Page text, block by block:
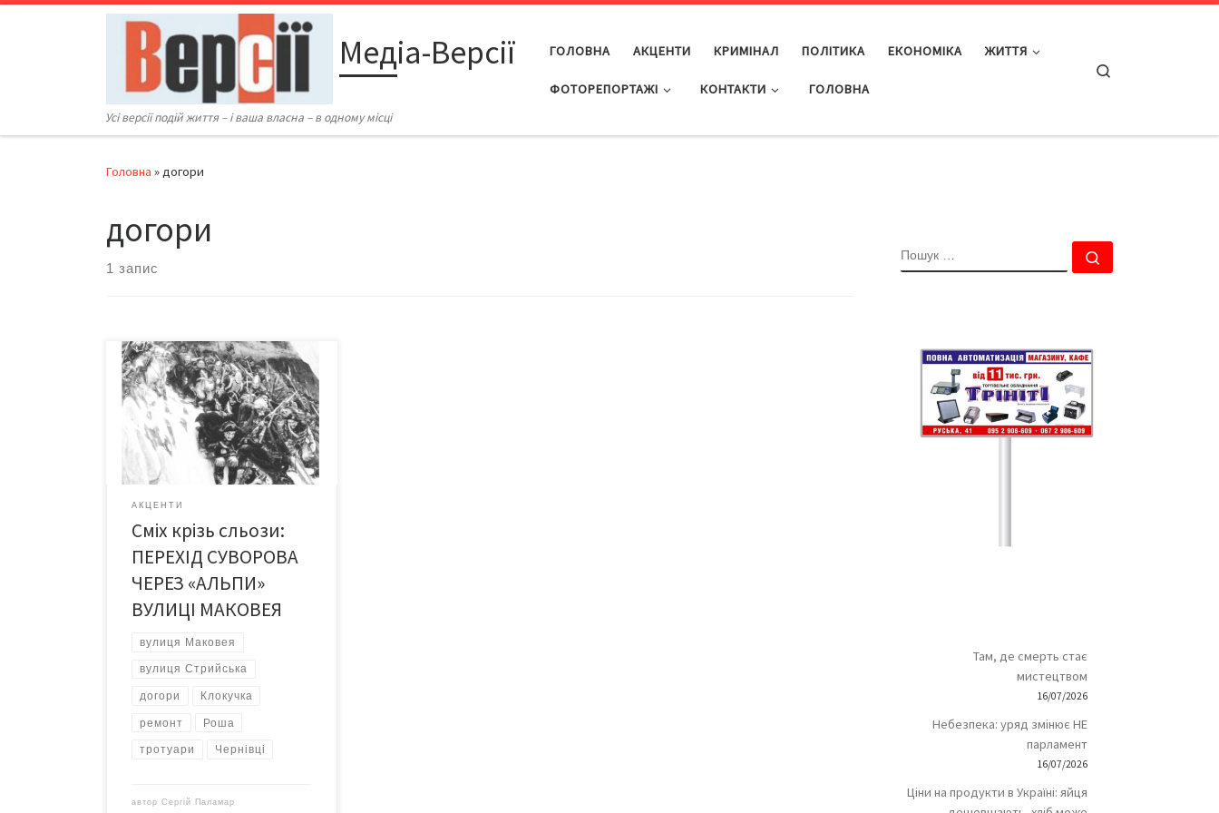
Перейти до вмісту
Медіа-Версії
Усі версії подій життя – і ваша власна – в одному місці
ГОЛОВНА АКЦЕНТИ КРИМІНАЛ ПОЛІТИКА ЕКОНОМІКА ЖИТТЯ
ФОТОРЕПОРТАЖІ КОНТАКТИ ГОЛОВНА
Головна »догори
догори
1 запис
Цього листа редакція отримала
напередодні Нового року. Гадали,
черговий «сердитий» лист, а
прочитавши, зраділи образності та
широті мислення її автора. – Чим не
готовий фейлетон? – вирішили ми,
адже попри шалену кількість
житті, цей жанр практично зник зі
шпальт газет… Може, посміємося
разом? Чи поплачемо? […]
АКЦЕНТИ
Сміх крізь сльози:
ПЕРЕХІД СУВОРОВА
ЧЕРЕЗ «АЛЬПИ»
ВУЛИЦІ МАКОВЕЯ
вулиця Маковея
вулиця Стрийська
догори Клокучка
ремонт Роша
тротуари Чернівці
авторСергій Паламар
ПОШУК
Там, де смерть стає
мистецтвом
16/07/2026
Небезпека: уряд змінює НЕ
парламент
16/07/2026
Ціни на продукти в Україні: яйця